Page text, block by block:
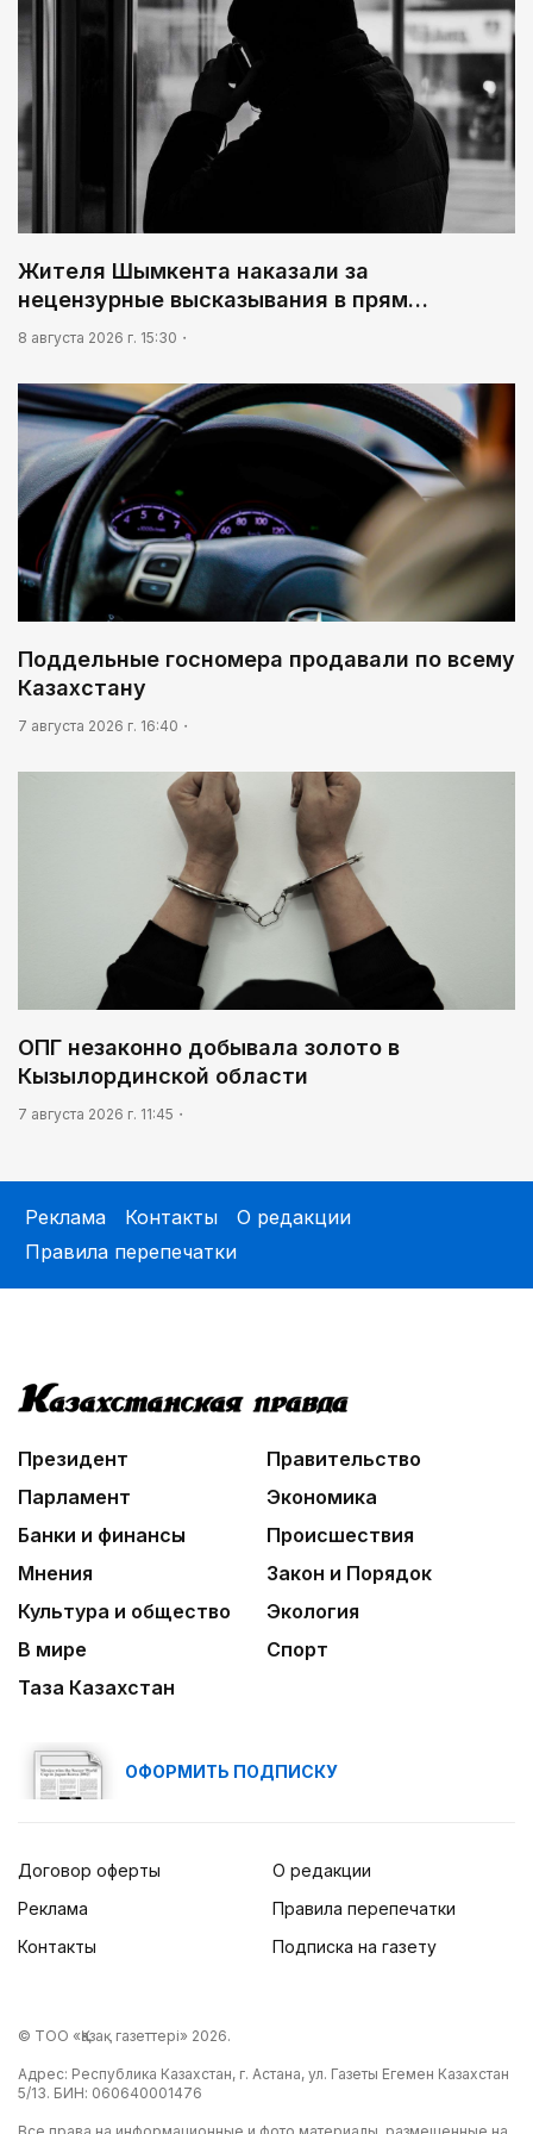
Жителя Шымкента наказали за
нецензурные высказывания в прям…
8 августа 2026 г. 15:30
Поддельные госномера продавали по всему
Казахстану
7 августа 2026 г. 16:40
ОПГ незаконно добывала золото в
Кызылординской области
7 августа 2026 г. 11:45
Реклама Контакты
О редакции
Правила перепечатки
Президент
Правительство
Парламент
Экономика
Банки и финансы
Происшествия
Мнения
Закон и Порядок
Культура и общество
Экология
В мире
Спорт
Таза Казахстан
ОФОРМИТЬ ПОДПИСКУ
Договор оферты
Реклама
Контакты
О редакции
Правила перепечатки
Подписка на газету
© ТОО «Қазақ газеттері» 2026.
Адрес: Республика Казахстан, г. Астана, ул. Газеты Егемен Казахстан
5/13. БИН: 060640001476